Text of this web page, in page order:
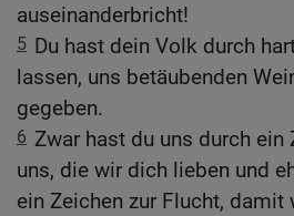
auseinanderbricht!
5 Du hast dein Volk durch
lassen, uns betäubenden
gegeben.
6 Zwar hast du uns durch ein
uns, die wir dich lieben und
ein Zeichen zur Flucht, damit